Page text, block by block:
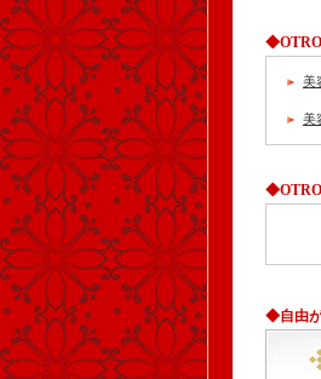
◆OTRO
美
美
◆OTRO
◆自由